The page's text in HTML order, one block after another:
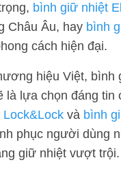
bình giữ nhiệt
Châu Âu, hay bình
cách hiện đại.
hiệu Việt, bình
là lựa chọn đáng tin
và bình
phục người dùng
giữ nhiệt vượt trội.